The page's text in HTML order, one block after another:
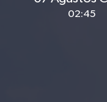
02:45